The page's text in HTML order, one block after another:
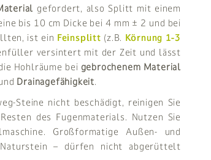
gefordert, also Splitt mit einem
bis 10 cm Dicke bei 4 mm ± 2 und bei
ist ein Feinsplitt (z.B. Körnung 1-3
versintert mit der Zeit und lässt
Hohlräume bei gebrochenem Material
Drainagefähigkeit.
Steine nicht beschädigt, reinigen Sie
des Fugenmaterials. Nutzen Sie
Großformatige Außen- und
– dürfen nicht abgerüttelt